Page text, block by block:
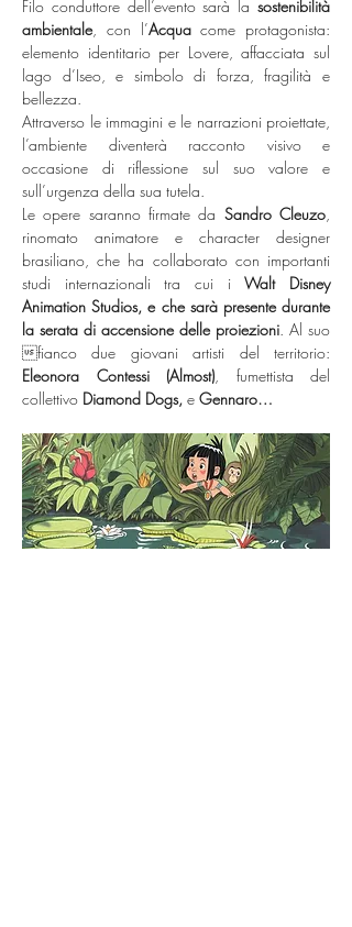
Filo conduttore dell’evento sarà la sostenibilità
ambientale, con l’Acqua come protagonista:
elemento identitario per Lovere, affacciata sul
lago d’Iseo, e simbolo di forza, fragilità e
bellezza.
Attraverso le immagini e le narrazioni proiettate,
l’ambiente diventerà racconto visivo e
occasione di riflessione sul suo valore e
sull’urgenza della sua tutela.
Le opere saranno firmate da Sandro Cleuzo,
rinomato animatore e character designer
brasiliano, che ha collaborato con importanti
studi internazionali tra cui i Walt Disney
Animation Studios, e che sarà presente durante
la serata di accensione delle proiezioni. Al suo
Eleonora Contessi (Almost), fumettista del
collettivo Diamond Dogs, e Gennaro…